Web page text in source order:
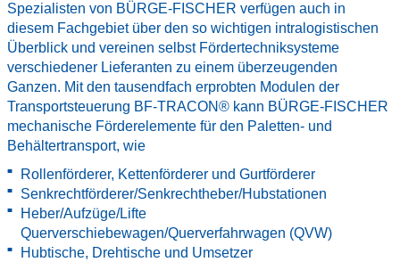
Spezialisten von BÜRGE-FISCHER verfügen auch in
diesem Fachgebiet über den so wichtigen intralogistischen
Überblick und vereinen selbst Fördertechniksysteme
verschiedener Lieferanten zu einem überzeugenden
Ganzen. Mit den tausendfach erprobten Modulen der
Transportsteuerung BF-TRACON® kann BÜRGE-FISCHER
mechanische Förderelemente für den Paletten- und
Behältertransport, wie
Rollenförderer, Kettenförderer und Gurtförderer
Senkrechtförderer/Senkrechtheber/Hubstationen
Heber/Aufzüge/Lifte
Querverschiebewagen/Querverfahrwagen (QVW)
Hubtische, Drehtische und Umsetzer